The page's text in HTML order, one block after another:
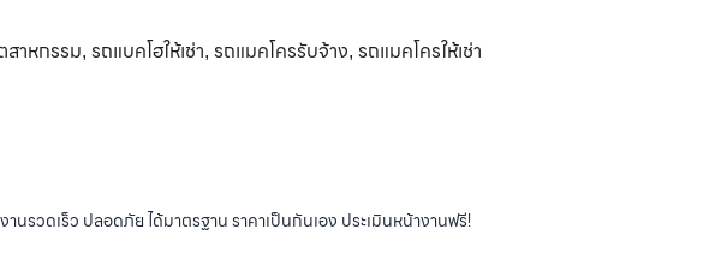
าหกรรม, รถแบคโฮให้เช่า, รถแมคโครรับจ้าง, รถแมคโครให้เช่า
รวดเร็ว ปลอดภัย ได้มาตรฐาน ราคาเป็นกันเอง ประเมินหน้างานฟรี!